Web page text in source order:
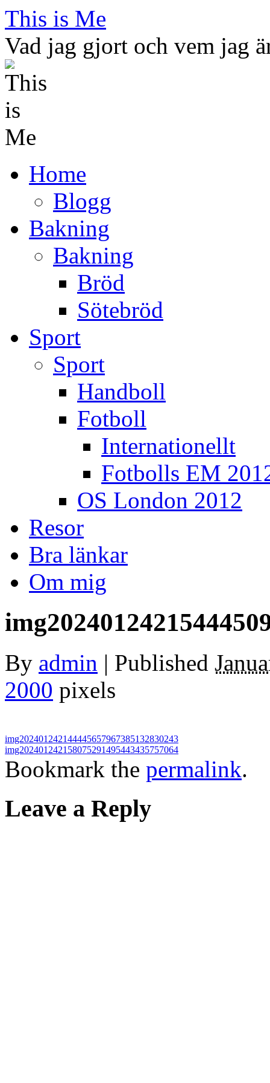
Skip
content
This is Me
Vad jag gjort och vem jag
Home
Blogg
Bakning
Bakning
Bröd
Sötebröd
Sport
Sport
Handboll
Fotboll
Internationellt
Fotbolls EM
OS London 2012
Resor
Bra länkar
Om mig
By admin | Published
2000 pixels
img202401242144445657967385132830243
img202401242158075291495443435757064
Bookmark the permalink.
Leave a Reply